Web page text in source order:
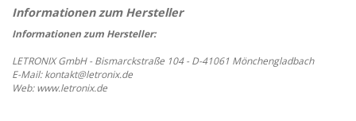
Informationen zum Hersteller:
LETRONIX GmbH - Bismarckstraße 104 - D-41061 Mönchengladbach
E-Mail: kontakt@letronix.de
Web: www.letronix.de